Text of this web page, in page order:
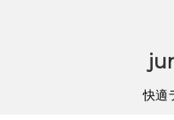
快適